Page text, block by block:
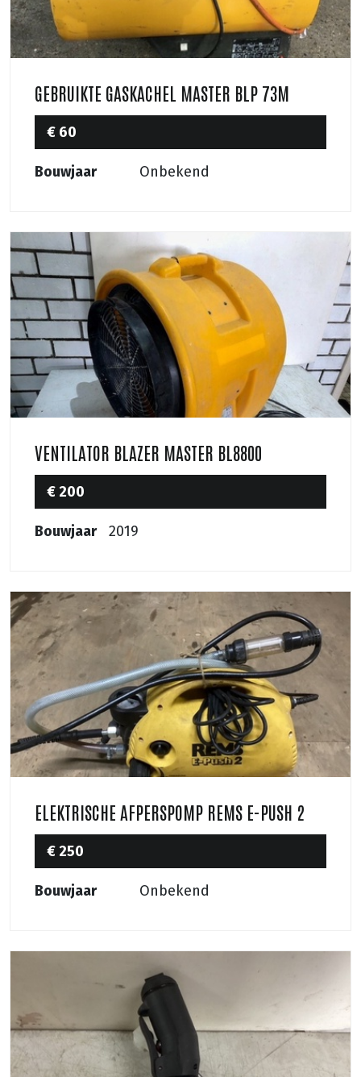
GEBRUIKTE GASKACHEL MASTER BLP 73M
€ 60
Bouwjaar Onbekend
VENTILATOR BLAZER MASTER BL8800
€ 200
Bouwjaar 2019
ELEKTRISCHE AFPERSPOMP REMS E-PUSH 2
€ 250
Bouwjaar Onbekend